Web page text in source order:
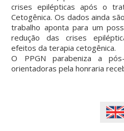
crises epilépticas após o
Cetogênica. Os dados ainda
trabalho aponta para um
redução das crises
efeitos da terapia cetogênica.
O PPGN parabeniza a
orientadoras pela honraria